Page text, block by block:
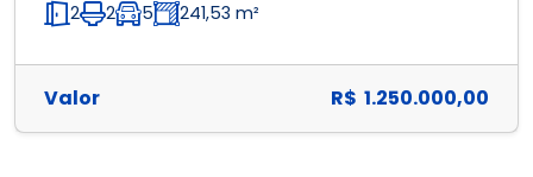
2 2 5 241,53 m²
Valor R$ 1.250.000,00